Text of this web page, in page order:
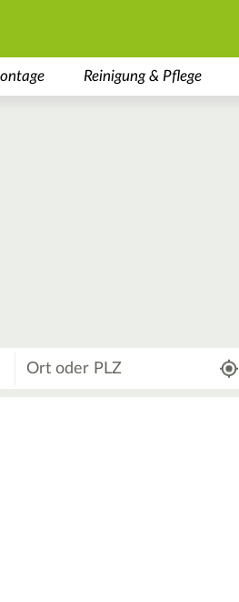
Reinigung & Pflege